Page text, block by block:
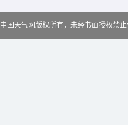
中国天气网版权所有，未经书面授权